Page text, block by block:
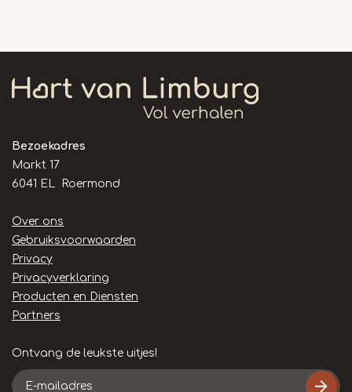
Bezoekadres
Markt 17
6041 EL Roermond
Handige
links
Over ons
Gebruiksvoorwaarden
Privacy
Privacyverklaring
Producten en Diensten
Partners
Ontvang de leukste uitjes!
E-